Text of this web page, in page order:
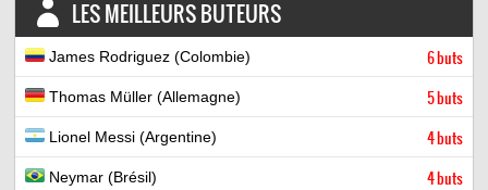
LES MEILLEURS BUTEURS
James Rodriguez (Colombie) 6 buts
Thomas Müller (Allemagne) 5 buts
Lionel Messi (Argentine) 4 buts
Neymar (Brésil) 4 buts